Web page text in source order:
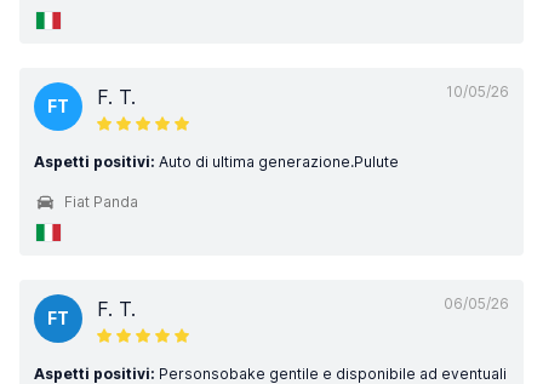
10/05/26
FT F. T.
Aspetti positivi: Auto di ultima generazione.Pulute
Fiat Panda
06/05/26
FT F. T.
Aspetti positivi: Personsobake gentile e disponibile ad eventuali